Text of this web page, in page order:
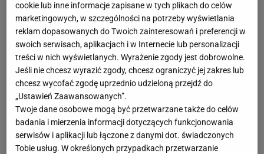
cookie lub inne informacje zapisane w tych plikach do celów
marketingowych, w szczególności na potrzeby wyświetlania
reklam dopasowanych do Twoich zainteresowań i preferencji w
swoich serwisach, aplikacjach i w Internecie lub personalizacji
treści w nich wyświetlanych. Wyrażenie zgody jest dobrowolne.
Jeśli nie chcesz wyrazić zgody, chcesz ograniczyć jej zakres lub
chcesz wycofać zgodę uprzednio udzieloną przejdź do
„Ustawień Zaawansowanych”.
Twoje dane osobowe mogą być przetwarzane także do celów
badania i mierzenia informacji dotyczących funkcjonowania
serwisów i aplikacji lub łączone z danymi dot. świadczonych
Tobie usług. W określonych przypadkach przetwarzanie